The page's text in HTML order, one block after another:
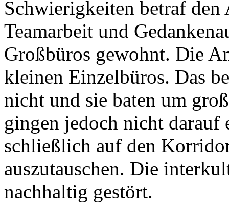
Schwierigkeiten betraf den
Teamarbeit und
Großbüros gewohnt. Die
kleinen Einzelbüros. Das
nicht und sie baten um
gingen jedoch nicht darauf
schließlich auf den
auszutauschen. Die
nachhaltig gestört.